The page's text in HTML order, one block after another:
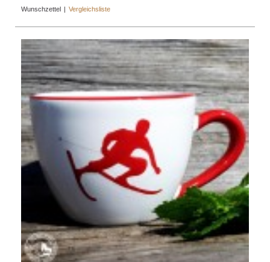
Wunschzettel | Vergleichsliste